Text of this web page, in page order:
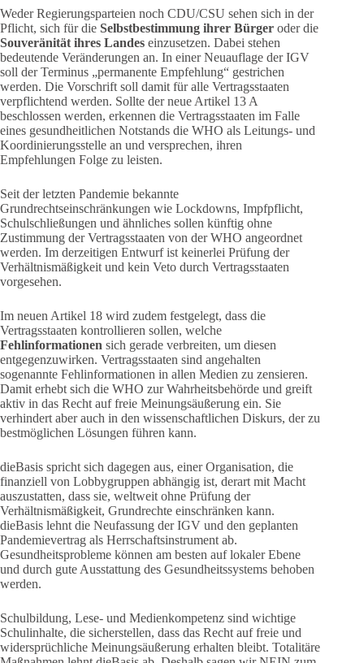
Weder Regierungsparteien noch CDU/CSU sehen sich in der
Pflicht, sich für die Selbstbestimmung ihrer Bürger oder die
Souveränität ihres Landes einzusetzen. Dabei stehen
bedeutende Veränderungen an. In einer Neuauflage der IGV
soll der Terminus „permanente Empfehlung“ gestrichen
werden. Die Vorschrift soll damit für alle Vertragsstaaten
verpflichtend werden. Sollte der neue Artikel 13 A
beschlossen werden, erkennen die Vertragsstaaten im Falle
eines gesundheitlichen Notstands die WHO als Leitungs- und
Koordinierungsstelle an und versprechen, ihren
Empfehlungen Folge zu leisten.
Seit der letzten Pandemie bekannte
Grundrechtseinschränkungen wie Lockdowns, Impfpflicht,
Schulschließungen und ähnliches sollen künftig ohne
Zustimmung der Vertragsstaaten von der WHO angeordnet
werden. Im derzeitigen Entwurf ist keinerlei Prüfung der
Verhältnismäßigkeit und kein Veto durch Vertragsstaaten
vorgesehen.
Im neuen Artikel 18 wird zudem festgelegt, dass die
Vertragsstaaten kontrollieren sollen, welche
Fehlinformationen sich gerade verbreiten, um diesen
entgegenzuwirken. Vertragsstaaten sind angehalten
sogenannte Fehlinformationen in allen Medien zu zensieren.
Damit erhebt sich die WHO zur Wahrheitsbehörde und greift
aktiv in das Recht auf freie Meinungsäußerung ein. Sie
verhindert aber auch in den wissenschaftlichen Diskurs, der zu
bestmöglichen Lösungen führen kann.
dieBasis spricht sich dagegen aus, einer Organisation, die
finanziell von Lobbygruppen abhängig ist, derart mit Macht
auszustatten, dass sie, weltweit ohne Prüfung der
Verhältnismäßigkeit, Grundrechte einschränken kann.
dieBasis lehnt die Neufassung der IGV und den geplanten
Pandemievertrag als Herrschaftsinstrument ab.
Gesundheitsprobleme können am besten auf lokaler Ebene
und durch gute Ausstattung des Gesundheitssystems behoben
werden.
Schulbildung, Lese- und Medienkompetenz sind wichtige
Schulinhalte, die sicherstellen, dass das Recht auf freie und
widersprüchliche Meinungsäußerung erhalten bleibt. Totalitäre